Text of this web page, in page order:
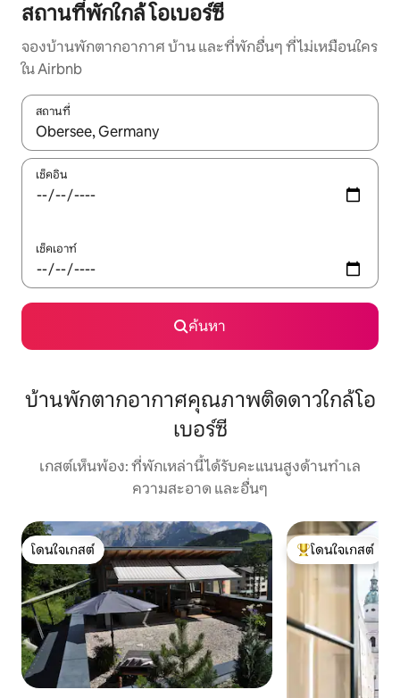
สถานที่พักใกล้ โอเบอร์ซี
จองบ้านพักตากอากาศ บ้าน และที่พักอื่นๆ ที่ไม่เหมือนใคร
ใน Airbnb
สถานที่
ใช้ลูกศรขึ้นลง หรือใช้การสัมผัสหรือปัด เพื่อสำรวจผลการค้นหา
เช็คอิน
เช็คเอาท์
ค้นหา
บ้านพักตากอากาศคุณภาพติดดาวใกล้โอ
เบอร์ซี
เกสต์เห็นพ้อง: ที่พักเหล่านี้ได้รับคะแนนสูงด้านทำเล
ความสะอาด และอื่นๆ
โดนใจเกสต์
โดนใจเกสต์
โดนใจเกสต์ที่สุด
โดนใจเกสต์